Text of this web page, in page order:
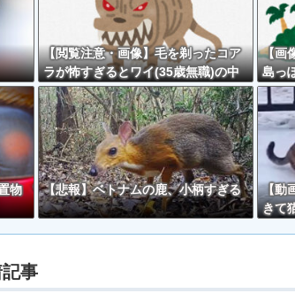
【閲覧注意・画像】毛を剃ったコア
ラが怖すぎるとワイ(35歳無職)の中
で話題に
【画
島っ
物
【悲報】ベトナムの鹿、小柄すぎる
【動
きて
事